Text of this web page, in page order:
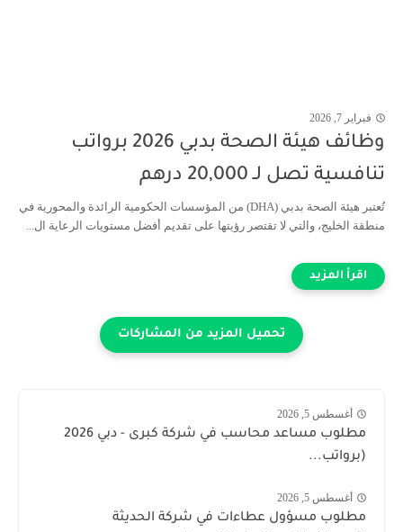
فبراير 7, 2026
وظائف هيئة الصحة بدبي 2026 برواتب
تنافسية تصل لـ 20,000 درهم
تُعتبر هيئة الصحة بدبي (DHA) من المؤسسات الحكومية الرائدة والمحورية في
منطقة الخليج، والتي لا تقتصر رؤيتها على تقديم أفضل مستويات الرعاية ال...
أغسطس 5, 2026
مطلوب مساعد محاسب في شركة كبرى - دبي 2026
(برواتب...
أغسطس 5, 2026
مطلوب مسؤول عطاءات في شركة الحديثة